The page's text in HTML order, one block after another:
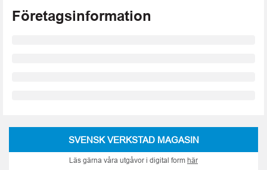
Företagsinformation
SVENSK VERKSTAD MAGASIN
Läs gärna våra utgåvor i digital form här